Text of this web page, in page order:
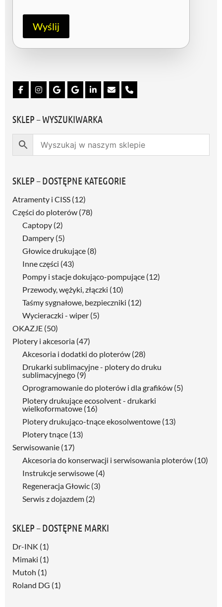
Wyślij
SKLEP – WYSZUKIWARKA
SKLEP – DOSTĘPNE KATEGORIE
Atramenty i CISS (12)
Części do ploterów (78)
Captopy (2)
Dampery (5)
Głowice drukujące (8)
Inne części (43)
Pompy i stacje dokująco-pompujące (12)
Przewody, wężyki, złączki (10)
Taśmy sygnałowe, bezpieczniki (12)
Wycieraczki - wiper (5)
OKAZJE (50)
Plotery i akcesoria (47)
Akcesoria i dodatki do ploterów (28)
Drukarki sublimacyjne - plotery do druku
sublimacyjnego (9)
Oprogramowanie do ploterów i dla grafików (5)
Plotery drukujące ecosolvent - drukarki
wielkoformatowe (16)
Plotery drukująco-tnące ekosolwentowe (13)
Plotery tnące (13)
Serwisowanie (17)
Akcesoria do konserwacji i serwisowania ploterów (10)
Instrukcje serwisowe (4)
Regeneracja Głowic (3)
Serwis z dojazdem (2)
SKLEP – DOSTĘPNE MARKI
Dr-INK (1)
Mimaki (1)
Mutoh (1)
Roland DG (1)